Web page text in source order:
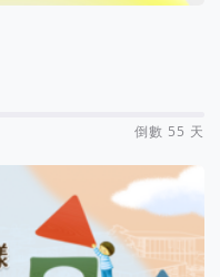
倒數 55 天